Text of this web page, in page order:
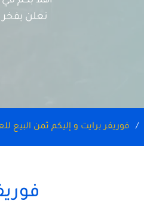
نعلن بفخر
فوريفر برايت و إليكم ثمن البيع